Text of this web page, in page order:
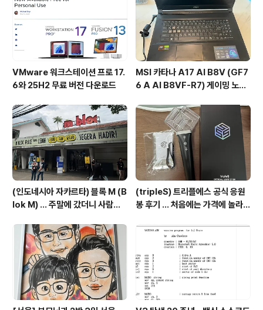
VMware 워크스테이션 프로 17.
6와 25H2 무료 버전 다운로드
MSI 카타나 A17 AI B8V (GF7
6 A AI B8VF-R7) 게이밍 노트
(인도네시아 자카르타) 블록 M (B
lok M) ... 주말에 갔더니 사람이
(tripleS) 트리플에스 공식 응원
봉 후기 ... 처음에는 가격에 놀라고